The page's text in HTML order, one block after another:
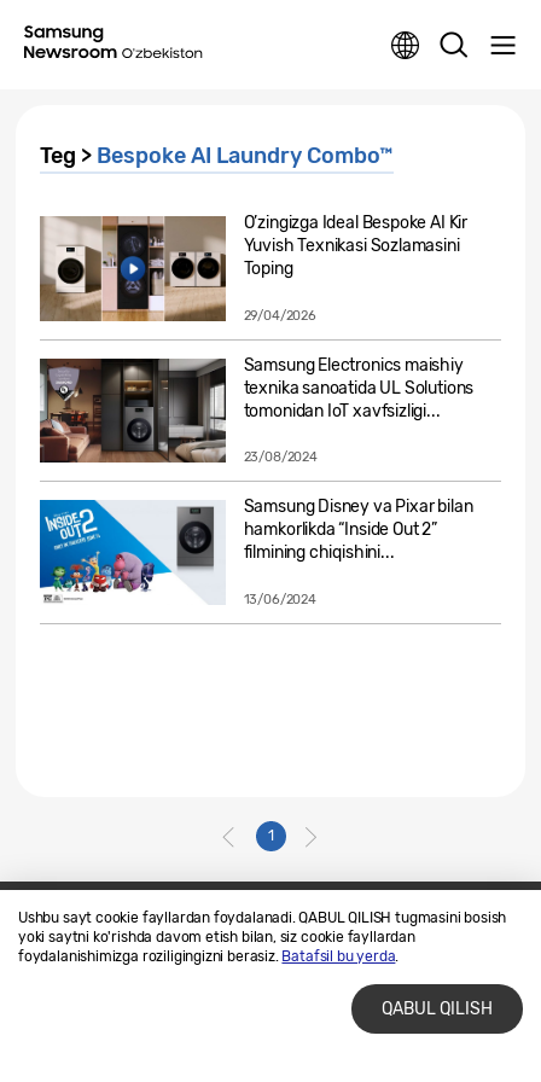
Ushbu sayt cookie fayllardan foydalanadi. QABUL QILISH tugmasini bosish
yoki saytni ko'rishda davom etish bilan, siz cookie fayllardan
foydalanishimizga roziligingizni berasiz. Batafsil bu yerda.
QABUL QILISH
Teg > Bespoke AI Laundry Combo™
O’zingizga Ideal Bespoke AI Kir
Yuvish Texnikasi Sozlamasini
Toping
29/04/2026
Samsung Electronics maishiy
texnika sanoatida UL Solutions
tomonidan IoT xavfsizligi...
23/08/2024
Samsung Disney va Pixar bilan
hamkorlikda “Inside Out 2”
filmining chiqishini...
13/06/2024
1
Biz bilan bogʻlaning
SAMSUNG.COM